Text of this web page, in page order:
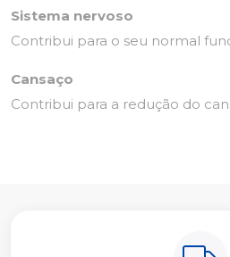
Sistema nervoso
Contribui para o seu normal
Cansaço
Contribui para a redução do